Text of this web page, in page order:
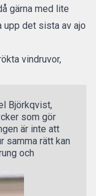
gärna med lite
upp det sista av ajo
vindruvor,
Björkqvist,
som gör
är inte att
samma rätt kan
och